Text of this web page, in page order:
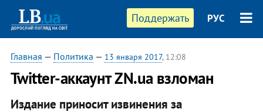
Поддержать РУС
Главная — Политика — 13 января 2017, 12:08
Twitter-аккаунт ZN.ua взломан
Издание приносит извинения за